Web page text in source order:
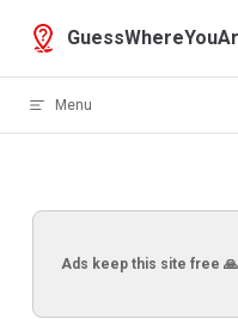
Skip to content
Menu
Ads keep this site free